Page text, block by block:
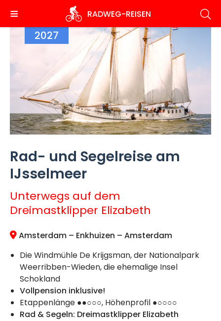
zum
Inhalt
RADWEG-REISEN
2027
Rad- und Segelreise am
IJsselmeer
Unterwegs auf dem
Dreimastklipper Elizabeth
Amsterdam – Enkhuizen – Amsterdam
Die Windmühle De Krijgsman, der Nationalpark
Weerribben-Wieden, die ehemalige Insel
Schokland
Vollpension inklusive!
Etappenlänge ●●○○○, Höhenprofil ●○○○○
Rad & Segeln: Dreimastklipper Elizabeth